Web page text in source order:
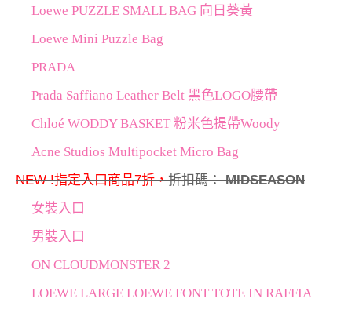
Loewe PUZZLE SMALL BAG 向日葵黃
Loewe Mini Puzzle Bag
PRADA
Prada Saffiano Leather Belt 黑色LOGO腰帶
Chloé WODDY BASKET 粉米色提帶Woody
Acne Studios Multipocket Micro Bag
NEW !指定入口商品7折，折扣碼：MIDSEASON
女裝入口
男裝入口
ON CLOUDMONSTER 2
LOEWE LARGE LOEWE FONT TOTE IN RAFFIA